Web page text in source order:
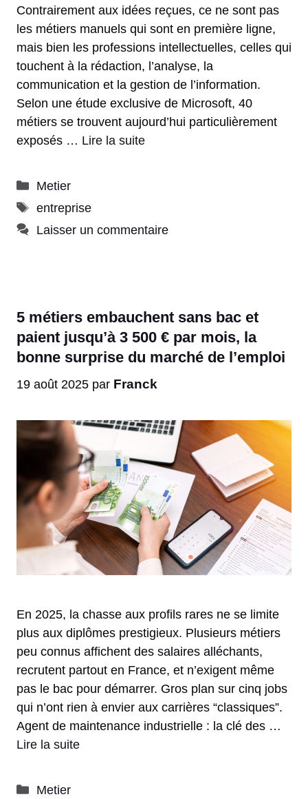
Contrairement aux idées reçues, ce ne sont pas
les métiers manuels qui sont en première ligne,
mais bien les professions intellectuelles, celles qui
touchent à la rédaction, l’analyse, la
communication et la gestion de l’information.
Selon une étude exclusive de Microsoft, 40
métiers se trouvent aujourd’hui particulièrement
exposés … Lire la suite
Catégories
Metier
Étiquettes
entreprise
Laisser un commentaire
5 métiers embauchent sans bac et
paient jusqu’à 3 500 € par mois, la
bonne surprise du marché de l’emploi
19 août 2025 par Franck
En 2025, la chasse aux profils rares ne se limite
plus aux diplômes prestigieux. Plusieurs métiers
peu connus affichent des salaires alléchants,
recrutent partout en France, et n’exigent même
pas le bac pour démarrer. Gros plan sur cinq jobs
qui n’ont rien à envier aux carrières “classiques”.
Agent de maintenance industrielle : la clé des …
Lire la suite
Catégories
Metier